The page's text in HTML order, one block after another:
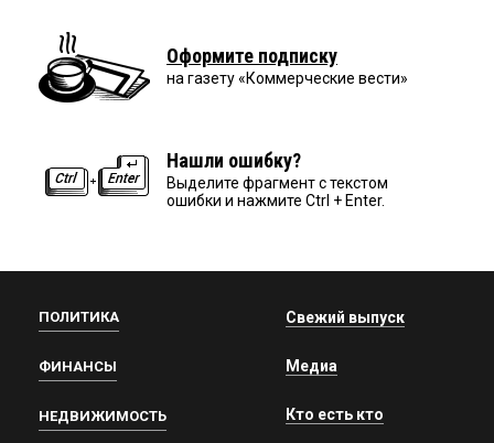
Оформите подписку
на газету «Коммерческие вести»
Нашли ошибку?
Выделите фрагмент с текстом
ошибки и нажмите Ctrl + Enter.
ПОЛИТИКА
ФИНАНСЫ
НЕДВИЖИМОСТЬ
Свежий выпуск
Медиа
Кто есть кто